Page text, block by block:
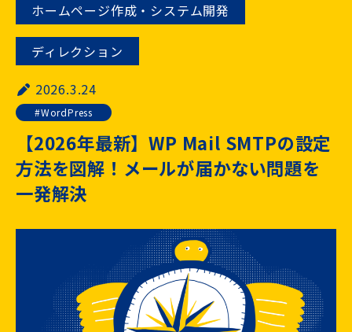
ホームページ作成・システム開発
ディレクション
2026.3.24
WordPress
【2026年最新】WP Mail SMTPの設定
方法を図解！メールが届かない問題を
一発解決